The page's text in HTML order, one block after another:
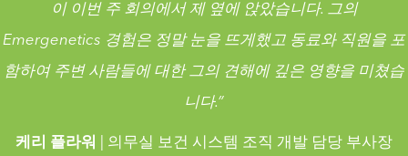
이 이번 주 회의에서 제 옆에 앉았습니다. 그의
Emergenetics 경험은 정말 눈을 뜨게했고 동료와 직원을 포
함하여 주변 사람들에 대한 그의 견해에 깊은 영향을 미쳤습
니다.”
케리 플라워 | 의무실 보건 시스템 조직 개발 담당 부사장